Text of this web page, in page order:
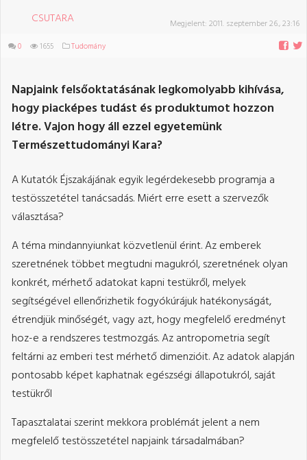
CSUTARA Megjelent: 2011. szeptember 26., 23:16
0 1655 Tudomány
Napjaink felsőoktatásának legkomolyabb kihívása,
hogy piacképes tudást és produktumot hozzon
létre. Vajon hogy áll ezzel egyetemünk
Természettudományi Kara?
A Kutatók Éjszakájának egyik legérdekesebb programja a
testösszetétel tanácsadás. Miért erre esett a szervezők
választása?
A téma mindannyiunkat közvetlenül érint. Az emberek
szeretnének többet megtudni magukról, szeretnének olyan
konkrét, mérhető adatokat kapni testükről, melyek
segítségével ellenőrizhetik fogyókúrájuk hatékonyságát,
étrendjük minőségét, vagy azt, hogy megfelelő eredményt
hoz-e a rendszeres testmozgás. Az antropometria segít
feltárni az emberi test mérhető dimenzióit. Az adatok alapján
pontosabb képet kaphatnak egészségi állapotukról, saját
testükről
Tapasztalatai szerint mekkora problémát jelent a nem
megfelelő testösszetétel napjaink társadalmában?